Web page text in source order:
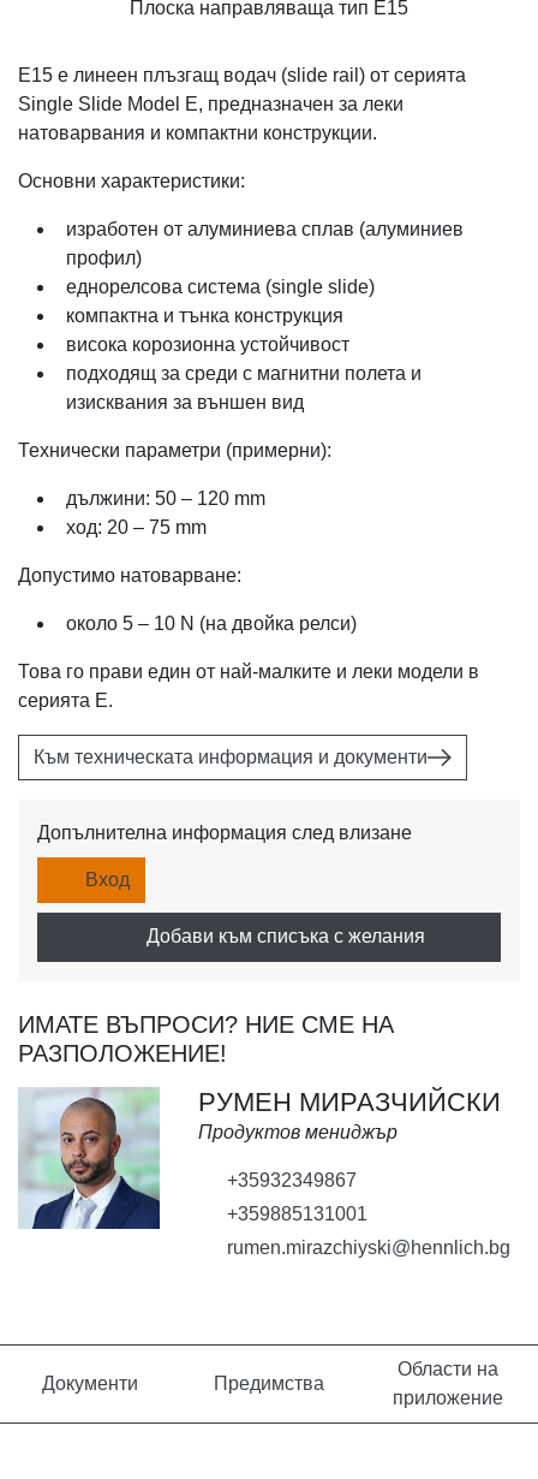
Плоска направляваща тип E15
E15 е линеен плъзгащ водач (slide rail) от серията
Single Slide Model E, предназначен за леки
натоварвания и компактни конструкции.
Основни характеристики:
изработен от алуминиевa сплав (алуминиев
профил)
еднорелсова система (single slide)
компактна и тънка конструкция
висока корозионна устойчивост
подходящ за среди с магнитни полета и
изисквания за външен вид
Технически параметри (примерни):
дължини: 50 – 120 mm
ход: 20 – 75 mm
Допустимо натоварване:
около 5 – 10 N (на двойка релси)
Това го прави един от най-малките и леки модели в
серията E.
Към техническата информация и документи
Допълнителна информация след влизане
Вход
Добави към списъка с желания
ИМАТЕ ВЪПРОСИ? НИЕ СМЕ НА
РАЗПОЛОЖЕНИЕ!
РУМЕН МИРАЗЧИЙСКИ
Продуктов мениджър
+35932349867
+359885131001
rumen.mirazchiyski@hennlich.bg
Документи Предимства
Области на
приложение